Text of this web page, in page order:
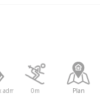
0m Plan